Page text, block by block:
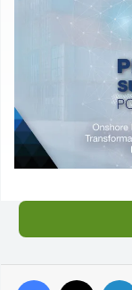
Facebook